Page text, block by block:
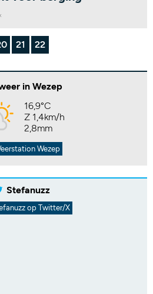
21 22
in Wezep
16,9°C
Z 1,4km/h
2,8mm
Wezep
Stefanuzz
op Twitter/X